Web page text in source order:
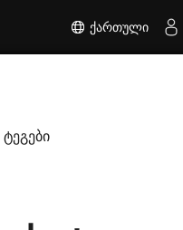
ქართული
ტეგები